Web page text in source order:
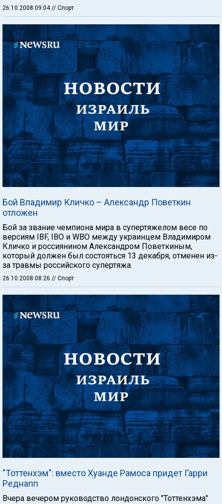
26.10.2008 09:04 // Спорт
Бой Владимир Кличко – Александр Поветкин
отложен
Бой за звание чемпиона мира в супертяжелом весе по
версиям IBF, IBO и WBO между украинцем Владимиром
Кличко и россиянином Александром Поветкиным,
который должен был состояться 13 декабря, отменен из-
за травмы российского супертяжа.
26.10.2008 08:26 // Спорт
"Тоттенхэм": вместо Хуанде Рамоса придет Гарри
Реднапп
Вчера вечером руководство лондонского "Тоттенхэма"